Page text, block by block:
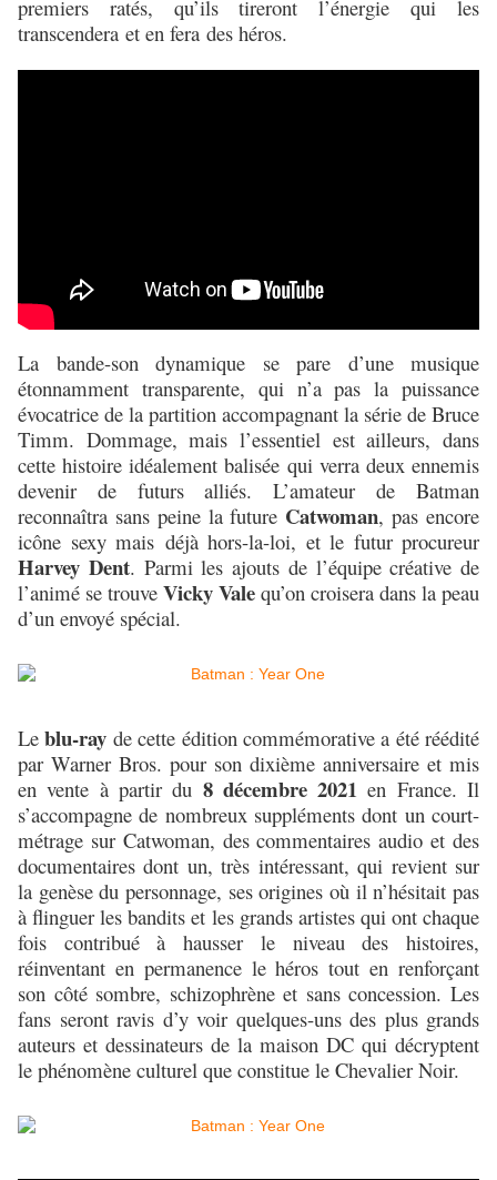
premiers ratés, qu’ils tireront l’énergie qui les
transcendera et en fera des héros.
La bande-son dynamique se pare d’une musique
étonnamment transparente, qui n’a pas la puissance
évocatrice de la partition accompagnant la série de Bruce
Timm. Dommage, mais l’essentiel est ailleurs, dans
cette histoire idéalement balisée qui verra deux ennemis
devenir de futurs alliés. L’amateur de Batman
reconnaîtra sans peine la future Catwoman, pas encore
icône sexy mais déjà hors-la-loi, et le futur procureur
Harvey Dent. Parmi les ajouts de l’équipe créative de
l’animé se trouve Vicky Vale qu’on croisera dans la peau
d’un envoyé spécial.
Leblu-ray de cette édition commémorative a été réédité
par Warner Bros. pour son dixième anniversaire et mis
en vente à partir du 8 décembre 2021 en France. Il
s’accompagne de nombreux suppléments dont un court-
métrage sur Catwoman, des commentaires audio et des
documentaires dont un, très intéressant, qui revient sur
la genèse du personnage, ses origines où il n’hésitait pas
à flinguer les bandits et les grands artistes qui ont chaque
fois contribué à hausser le niveau des histoires,
réinventant en permanence le héros tout en renforçant
son côté sombre, schizophrène et sans concession. Les
fans seront ravis d’y voir quelques-uns des plus grands
auteurs et dessinateurs de la maison DC qui décryptent
le phénomène culturel que constitue le Chevalier Noir.